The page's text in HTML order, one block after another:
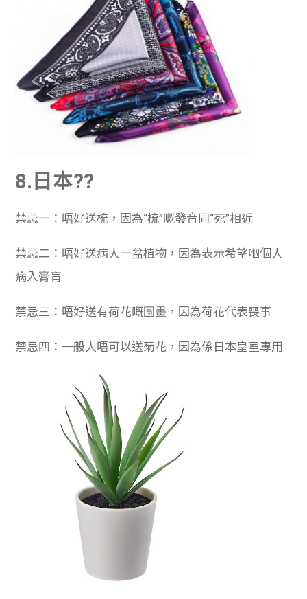
8.日本??
禁忌一：唔好送梳，因為“梳”嘅發音同“死”相近
禁忌二：唔好送病人一盆植物，因為表示希望嗰個人
病入膏肓
禁忌三：唔好送有荷花嘅圖畫，因為荷花代表喪事
禁忌四：一般人唔可以送菊花，因為係日本皇室專用